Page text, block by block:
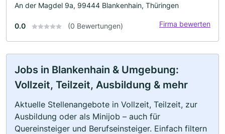
An der Magdel 9a, 99444 Blankenhain, Thüringen
0.0 (0 Bewertungen) Firma bewerten
Jobs in Blankenhain & Umgebung:
Vollzeit, Teilzeit, Ausbildung & mehr
Aktuelle Stellenangebote in Vollzeit, Teilzeit, zur
Ausbildung oder als Minijob – auch für
Quereinsteiger und Berufseinsteiger. Einfach filtern